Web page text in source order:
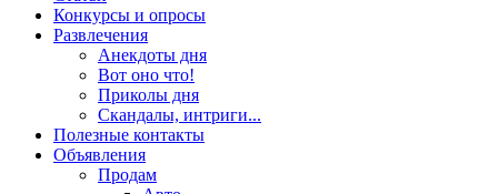
Конкурсы и опросы
Развлечения
Анекдоты дня
Вот оно что!
Приколы дня
Скандалы, интриги...
Полезные контакты
Объявления
Продам